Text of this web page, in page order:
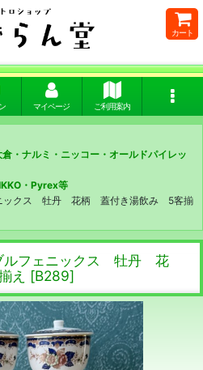
カート
マイページ ご利用案内
・ナルミ・ニッコー・オールドパイレッ
・Pyrex等
ックス 牡丹 花柄 蓋付き湯飲み 5客揃
フェニックス 牡丹 花
え [B289]